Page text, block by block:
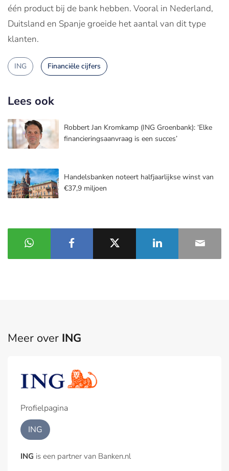
één product bij de bank hebben. Vooral in Nederland,
Duitsland en Spanje groeide het aantal van dit type
klanten.
ING Financiële cijfers
Lees ook
Robbert Jan Kromkamp (ING Groenbank): ‘Elke
financieringsaanvraag is een succes’
Handelsbanken noteert halfjaarlijkse winst van
€37,9 miljoen
Meer over ING
Profielpagina
ING
ING is een partner van Banken.nl